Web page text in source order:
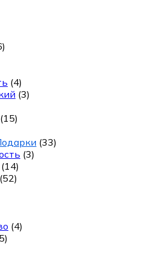
(4)
(3)
(15)
(33)
(3)
(14)
(52)
(4)